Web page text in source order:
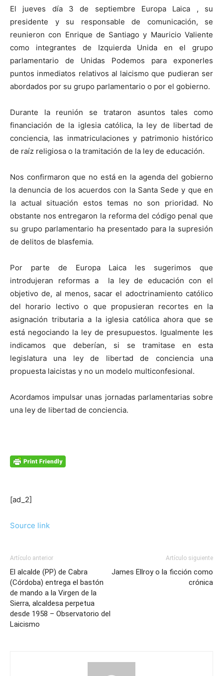
El jueves día 3 de septiembre Europa Laica , su
presidente y su responsable de comunicación, se
reunieron con Enrique de Santiago y Mauricio Valiente
como integrantes de Izquierda Unida en el grupo
parlamentario de Unidas Podemos para exponerles
puntos inmediatos relativos al laicismo que pudieran ser
abordados por su grupo parlamentario o por el gobierno.
Durante la reunión se trataron asuntos tales como
financiación de la iglesia católica, la ley de libertad de
conciencia, las inmatriculaciones y patrimonio histórico
de raíz religiosa o la tramitación de la ley de educación.
Nos confirmaron que no está en la agenda del gobierno
la denuncia de los acuerdos con la Santa Sede y que en
la actual situación estos temas no son prioridad. No
obstante nos entregaron la reforma del código penal que
su grupo parlamentario ha presentado para la supresión
de delitos de blasfemia.
Por parte de Europa Laica les sugerimos que
introdujeran reformas a la ley de educación con el
objetivo de, al menos, sacar el adoctrinamiento católico
del horario lectivo o que propusieran recortes en la
asignación tributaria a la iglesia católica ahora que se
está negociando la ley de presupuestos. Igualmente les
indicamos que deberían, si se tramitase en esta
legislatura una ley de libertad de conciencia una
propuesta laicistas y no un modelo multiconfesional.
Acordamos impulsar unas jornadas parlamentarias sobre
una ley de libertad de conciencia.
[ad_2]
Source link
Artículo anterior
El alcalde (PP) de Cabra
(Córdoba) entrega el bastón
de mando a la Virgen de la
Sierra, alcaldesa perpetua
desde 1958 – Observatorio del
Laicismo
Artículo siguiente
James Ellroy o la ficción como
crónica